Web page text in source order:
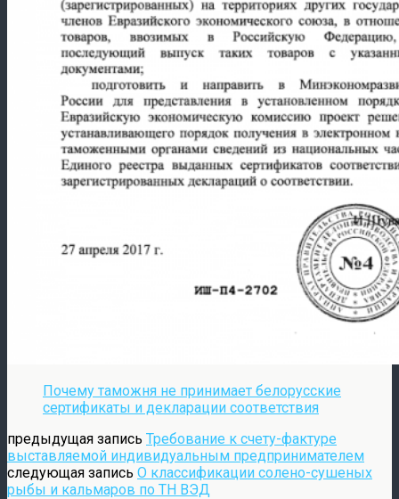
Почему таможня не принимает белорусские
сертификаты и декларации соответствия
предыдущая запись Требование к счету-фактуре
выставляемой индивидуальным предпринимателем
следующая запись О классификации солено-сушеных
рыбы и кальмаров по ТН ВЭД